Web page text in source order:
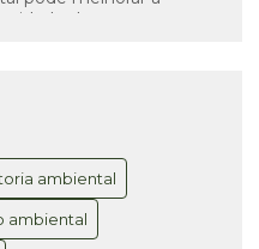
da sua empresa
para
Legal
para Produtos: Como
no Processo
ambiental
ambiental